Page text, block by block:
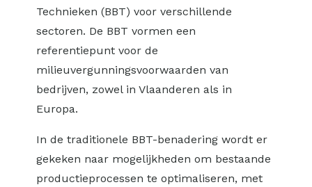
Technieken (BBT) voor verschillende
sectoren. De BBT vormen een
referentiepunt voor de
milieuvergunningsvoorwaarden van
bedrijven, zowel in Vlaanderen als in
Europa.
In de traditionele BBT-benadering wordt er
gekeken naar mogelijkheden om bestaande
productieprocessen te optimaliseren, met